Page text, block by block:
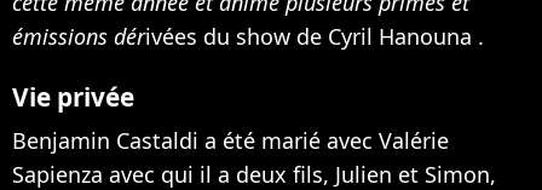
émissions dérivées du show de Cyril Hanouna .
Vie privée
Benjamin Castaldi a été marié avec Valérie
Sapienza avec qui il a deux fils, Julien et Simon,